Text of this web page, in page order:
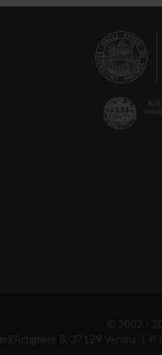
© 2002 -
8, 37129 Verona |